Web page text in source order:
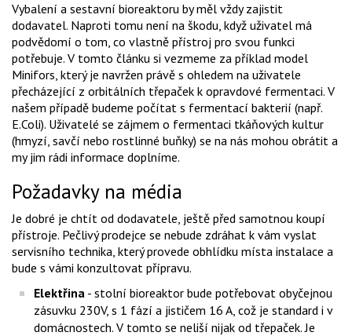
Vybalení a sestavní bioreaktoru by měl vždy zajistit
dodavatel. Naproti tomu není na škodu, když uživatel má
podvědomí o tom, co vlastně přístroj pro svou funkci
potřebuje. V tomto článku si vezmeme za příklad model
Minifors, který je navržen právě s ohledem na uživatele
přecházející z orbitálních třepaček k opravdové fermentaci. V
našem případě budeme počítat s fermentací bakterií (např.
E.Coli). Uživatelé se zájmem o fermentaci tkáňových kultur
(hmyzí, savčí nebo rostlinné buňky) se na nás mohou obrátit a
my jim rádi informace doplníme.
Požadavky na média
Je dobré je chtít od dodavatele, ještě před samotnou koupí
přístroje. Pečlivý prodejce se nebude zdráhat k vám vyslat
servisního technika, který provede obhlídku místa instalace a
bude s vámi konzultovat přípravu.
Elektřina - stolní bioreaktor bude potřebovat obyčejnou
zásuvku 230V, s 1 fází a jističem 16 A, což je standard i v
domácnostech. V tomto se neliší nijak od třepaček. Je